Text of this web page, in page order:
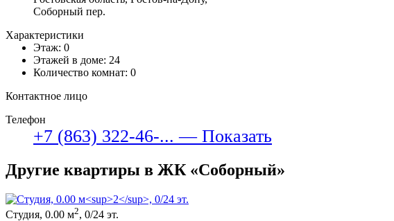
Соборный пер.
Характеристики
Этаж: 0
Этажей в доме: 24
Количество комнат: 0
Контактное лицо
Телефон
+7 (863) 322-46-... — Показать
Другие квартиры в ЖК «Соборный»
Студия, 0.00 м2, 0/24 эт.